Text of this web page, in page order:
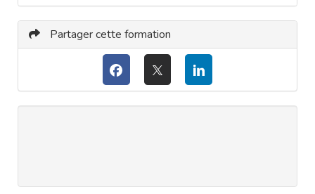
Partager cette formation